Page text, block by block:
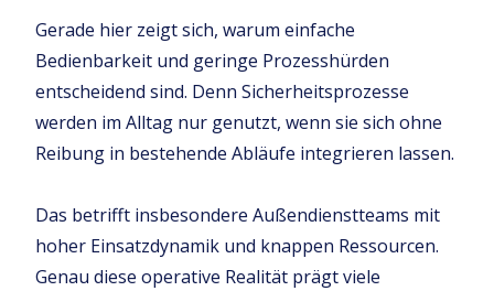
Gerade hier zeigt sich, warum einfache
Bedienbarkeit und geringe Prozesshürden
entscheidend sind. Denn Sicherheitsprozesse
werden im Alltag nur genutzt, wenn sie sich ohne
Reibung in bestehende Abläufe integrieren lassen.
Das betrifft insbesondere Außendienstteams mit
hoher Einsatzdynamik und knappen Ressourcen.
Genau diese operative Realität prägt viele